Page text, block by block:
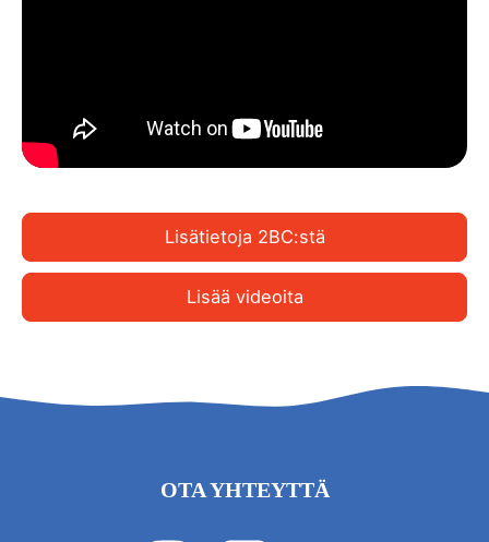
Lisätietoja 2BC:stä
Lisää videoita
OTA YHTEYTTÄ